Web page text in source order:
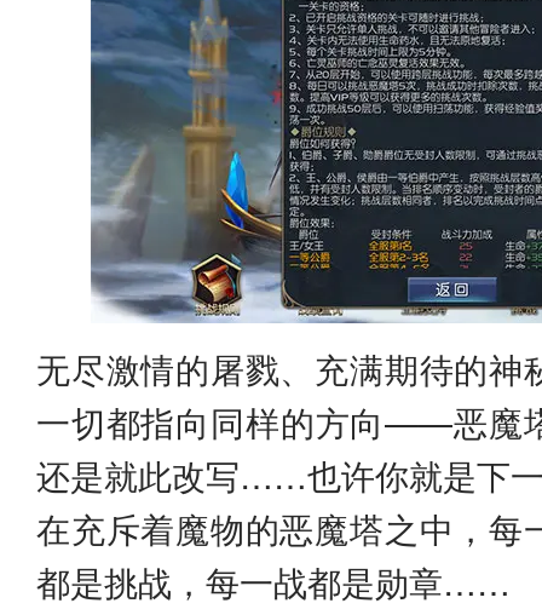
无尽激情的屠戮、充满期待的神
一切都指向同样的方向——恶魔
还是就此改写……也许你就是下
在充斥着魔物的恶魔塔之中，每
都是挑战，每一战都是勋章……